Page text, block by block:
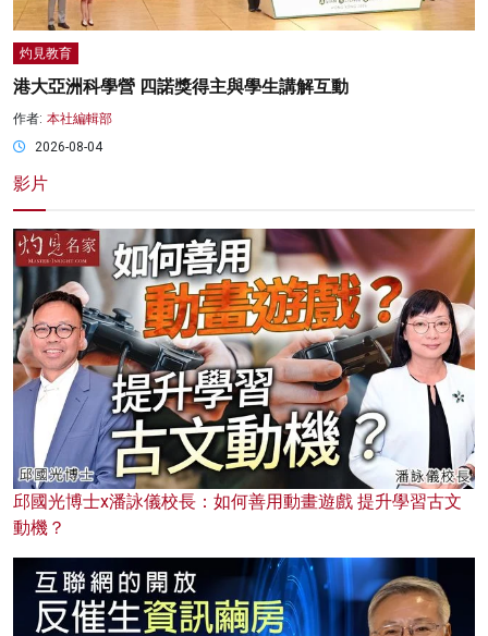
灼見教育
港大亞洲科學營 四諾獎得主與學生講解互動
作者: 本社編輯部
2026-08-04
影片
邱國光博士x潘詠儀校長：如何善用動畫遊戲 提升學習古文
動機？